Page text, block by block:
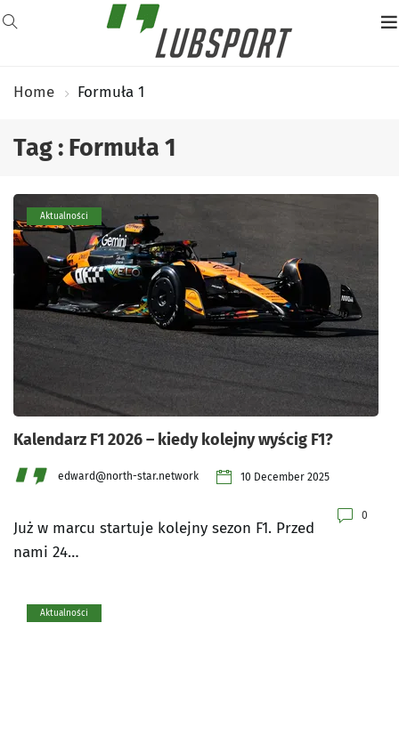
Home Formuła 1
Tag : Formuła 1
Aktualności
Kalendarz F1 2026 – kiedy kolejny wyścig F1?
edward@north-star.network 10 December 2025
0
Już w marcu startuje kolejny sezon F1. Przed
nami 24…
Aktualności